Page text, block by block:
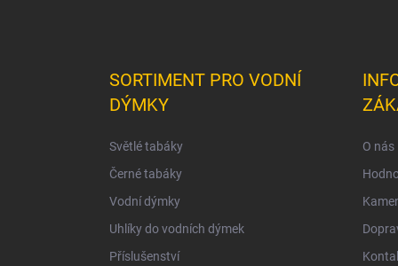
SORTIMENT PRO VODNÍ
DÝMKY
Světlé tabáky
Černé tabáky
Vodní dýmky
Uhlíky do vodních dýmek
Příslušenství
O nás